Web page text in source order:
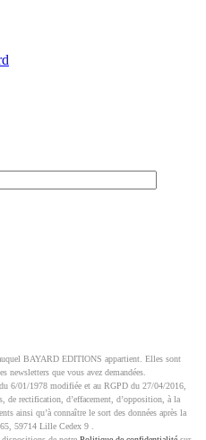
BAYARD EDITIONS appartient. Elles sont
newsletters que vous avez demandées.
6/01/1978 modifiée et au RGPD du 27/04/2016,
de rectification, d’effacement, d’opposition, à la
ainsi qu’à connaître le sort des données après la
59714 Lille Cedex 9 .